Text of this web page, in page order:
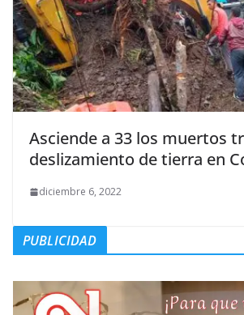
Asciende a 33 los muertos
deslizamiento de tierra en
diciembre 6, 2022
PUBLICIDAD